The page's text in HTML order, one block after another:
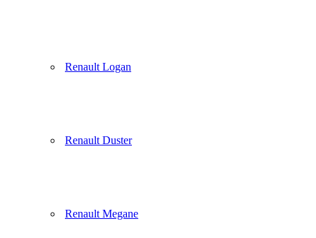
Renault Logan
Renault Duster
Renault Megane